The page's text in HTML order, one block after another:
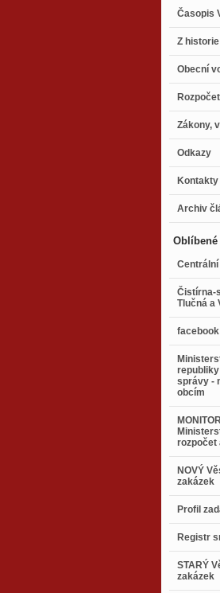
Časopis
Z
Obecní
Zákony,
Odkazy
Kontakty
Archiv
Oblíbené
Čistírna-
Tlučná a
správy -
obcím
rozpočet
NOVÝ
zakázek
Profil
Registr
STARÝ
zakázek